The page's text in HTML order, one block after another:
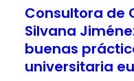
Consultora de
Silvana
buenas
universitaria